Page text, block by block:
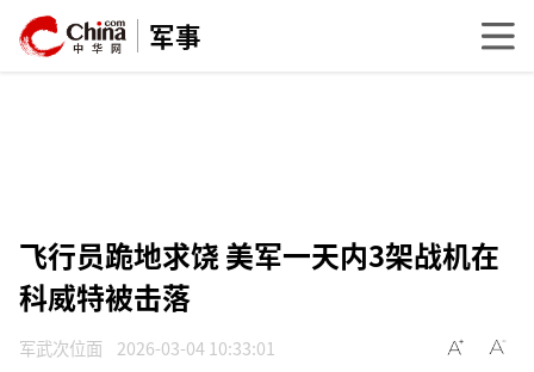
军事
飞行员跪地求饶 美军一天内3架战机在
科威特被击落
军武次位面 2026-03-04 10:33:01